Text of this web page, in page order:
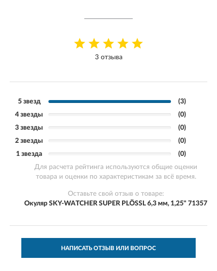
3 отзыва
5 звезд
(3)
4 звезды
(0)
3 звезды
(0)
2 звезды
(0)
1 звезда
(0)
Для расчета рейтинга используются общие оценки
товара и оценки по характеристикам за всё время.
Оставьте свой отзыв о товаре:
Окуляр SKY-WATCHER SUPER PLÖSSL 6,3 мм, 1,25" 71357
НАПИСАТЬ ОТЗЫВ ИЛИ ВОПРОС